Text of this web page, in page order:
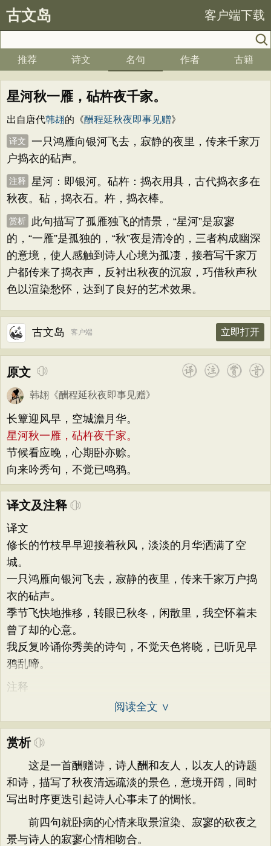
古文岛 客户端下载
推荐 诗文 名句 作者 古籍
星河秋一雁，砧杵夜千家。
出自唐代韩翃的《酬程延秋夜即事见赠》
译文
一只鸿雁向银河飞去，寂静的夜里，传来千家万
户捣衣的砧声。
注释
星河：即银河。砧杵：捣衣用具，古代捣衣多在
秋夜。砧，捣衣石。杵，捣衣棒。
赏析
此句描写了孤雁独飞的情景，“星河”是寂寥
的，“一雁”是孤独的，“秋”夜是清冷的，三者构成幽深
的意境，使人感触到诗人心境为孤凄，接着写千家万
户都传来了捣衣声，反衬出秋夜的沉寂，巧借秋声秋
色以渲染愁怀，达到了良好的艺术效果。
古文岛 客户端 立即打开
原文
韩翃 《酬程延秋夜即事见赠》
长簟迎风早，空城澹月华。
星河秋一雁，砧杵夜千家。
节候看应晚，心期卧亦赊。
向来吟秀句，不觉已鸣鸦。
译文及注释
译文
修长的竹枝早早迎接着秋风，淡淡的月华洒满了空
城。
一只鸿雁向银河飞去，寂静的夜里，传来千家万户捣
衣的砧声。
季节飞快地推移，转眼已秋冬，闲散里，我空怀着未
曾了却的心意。
我反复吟诵你秀美的诗句，不觉天色将晓，已听见早
鸦乱啼。
注释
阅读全文 ∨
赏析
这是一首酬赠诗，诗人酬和友人，以友人的诗题
和诗，描写了秋夜清远疏淡的景色，意境开阔，同时
写出时序更迭引起诗人心事未了的惆怅。
前四句就卧病的心情来取景渲染、寂寥的砍夜之
景与诗人的寂寥心情相吻合。